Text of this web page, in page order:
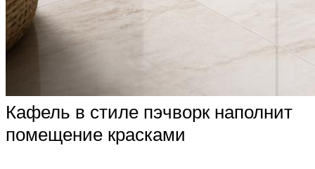
Кафель в стиле пэчворк наполнит
помещение красками